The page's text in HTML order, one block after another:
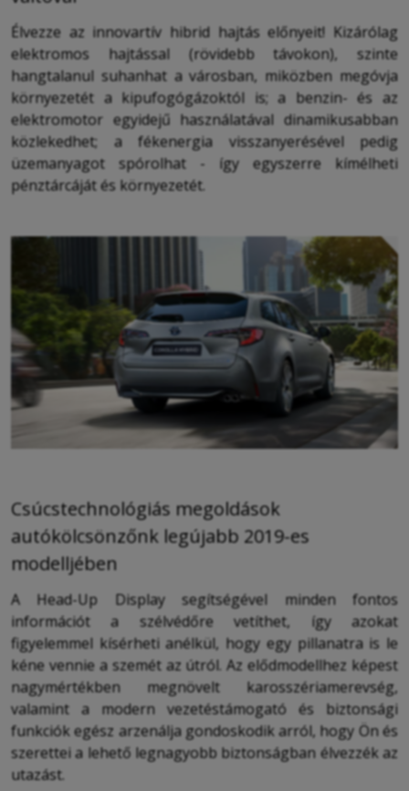
Élvezze az innovartív hibrid hajtás előnyeit! Kizárólag
elektromos hajtással (rövidebb távokon), szinte
hangtalanul suhanhat a városban, miközben megóvja
környezetét a kipufogógázoktól is; a benzin- és az
elektromotor egyidejű használatával dinamikusabban
közlekedhet; a fékenergia visszanyerésével pedig
üzemanyagot spórolhat - így egyszerre kímélheti
pénztárcáját és környezetét.
Csúcstechnológiás megoldások
autókölcsönzőnk legújabb 2019-es
modelljében
A Head-Up Display segítségével minden fontos
információt a szélvédőre vetíthet, így azokat
figyelemmel kísérheti anélkül, hogy egy pillanatra is le
kéne vennie a szemét az útról. Az elődmodellhez képest
nagymértékben megnövelt karosszériamerevség,
valamint a modern vezetéstámogató és biztonsági
funkciók egész arzenálja gondoskodik arról, hogy Ön és
szerettei a lehető legnagyobb biztonságban élvezzék az
utazást.